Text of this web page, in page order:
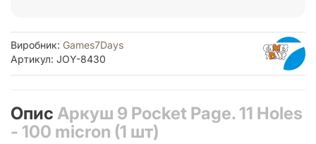
Виробник: Games7Days
Артикул: JOY-8430
Опис Аркуш 9 Pocket Page. 11 Holes
- 100 micron (1 шт)